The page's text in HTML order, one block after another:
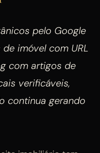
pelo Google
imóvel com URL
com artigos de
verificáveis,
continua gerando